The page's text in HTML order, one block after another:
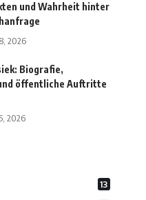
und Wahrheit hinter
2026
Biografie,
öffentliche Auftritte
2026
13